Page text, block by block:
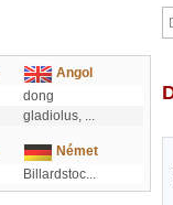
Angol
dong
gladiolus, ...
Német
Billardstoc...